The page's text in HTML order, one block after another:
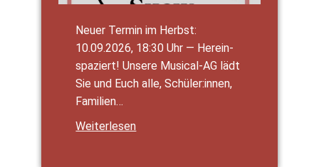
Neu­er Ter­min im Herbst:
10.09.2026, 18:30 Uhr — Her­ein­
spa­ziert! Unse­re Musi­­cal-AG lädt
Sie und Euch alle, Schüler:innen,
Fami­li­en…
Wei­ter­le­sen